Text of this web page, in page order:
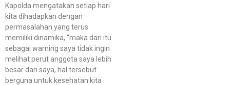
Kapolda mengatakan setiap hari
kita dihadapkan dengan
permasalahan yang terus
memiliki dinamika, “maka dari itu
sebagai warning saya tidak ingin
melihat perut anggota saya lebih
besar dari saya, hal tersebut
berguna untuk kesehatan kita